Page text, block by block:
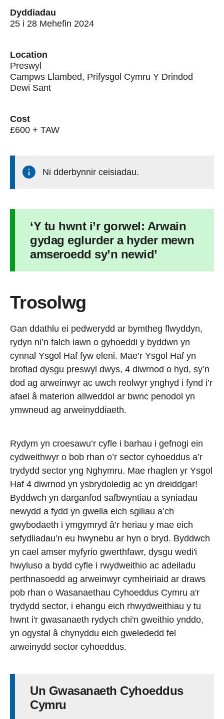
Dyddiadau
25 i 28 Mehefin 2024
Location
Preswyl
Campws Llambed, Prifysgol Cymru Y Drindod
Dewi Sant
Cost
£600 + TAW
Ni dderbynnir ceisiadau.
‘Y tu hwnt i’r gorwel: Arwain
gydag eglurder a hyder mewn
amseroedd sy’n newid’
Trosolwg
Gan ddathlu ei pedwerydd ar bymtheg flwyddyn,
rydyn ni’n falch iawn o gyhoeddi y byddwn yn
cynnal Ysgol Haf fyw eleni. Mae’r Ysgol Haf yn
brofiad dysgu preswyl dwys, 4 diwrnod o hyd, sy’n
dod ag arweinwyr ac uwch reolwyr ynghyd i fynd i’r
afael â materion allweddol ar bwnc penodol yn
ymwneud ag arweinyddiaeth.
Rydym yn croesawu’r cyfle i barhau i gefnogi ein
cydweithwyr o bob rhan o’r sector cyhoeddus a’r
trydydd sector yng Nghymru. Mae rhaglen yr Ysgol
Haf 4 diwrnod yn ysbrydoledig ac yn dreiddgar!
Byddwch yn darganfod safbwyntiau a syniadau
newydd a fydd yn gwella eich sgiliau a’ch
gwybodaeth i ymgymryd â’r heriau y mae eich
sefydliadau’n eu hwynebu ar hyn o bryd. Byddwch
yn cael amser myfyrio gwerthfawr, dysgu wedi'i
hwyluso a bydd cyfle i rwydweithio ac adeiladu
perthnasoedd ag arweinwyr cymheiriaid ar draws
pob rhan o Wasanaethau Cyhoeddus Cymru a'r
trydydd sector, i ehangu eich rhwydweithiau y tu
hwnt i'r gwasanaeth rydych chi'n gweithio ynddo,
yn ogystal â chynyddu eich gwelededd fel
arweinydd sector cyhoeddus.
Un Gwasanaeth Cyhoeddus
Cymru